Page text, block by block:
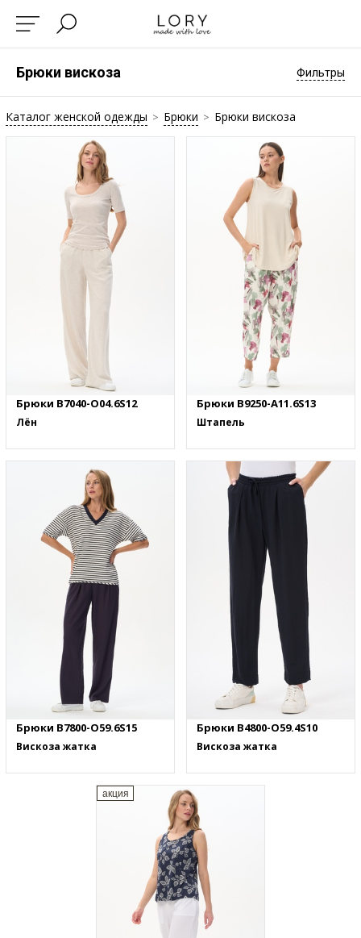
Брюки вискоза Фильтры
Каталог женской одежды > Брюки > Брюки вискоза
Брюки B7040-O04.6S12
Лён
Брюки B9250-A11.6S13
Штапель
Брюки B7800-O59.6S15
Вискоза жатка
Брюки B4800-O59.4S10
Вискоза жатка
акция